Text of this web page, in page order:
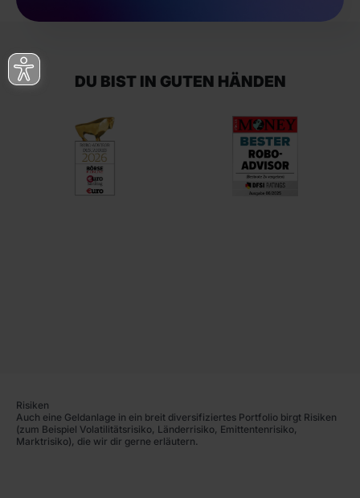
DU BIST IN GUTEN HÄNDEN
Risiken
Auch eine Geldanlage in ein breit diversifiziertes Portfolio birgt Risiken
(zum Beispiel Volatilitätsrisiko, Länderrisiko, Emittentenrisiko,
Marktrisiko), die wir dir gerne erläutern.